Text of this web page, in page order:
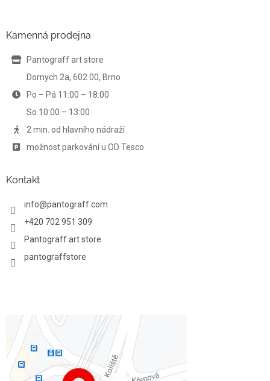
i
Kamenná prodejna
Pantograff art store
Dornych 2a, 602 00, Brno
Po – Pá 11:00 – 18:00
So 10:00 – 13:00
2 min. od hlavního nádraží
možnost parkování u OD Tesco
Kontakt
info@pantograff.com
+420 702 951 309
Pantograff art store
pantograffstore